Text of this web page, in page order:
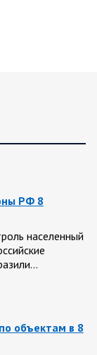
РФ 8
населенный
объектам в 8